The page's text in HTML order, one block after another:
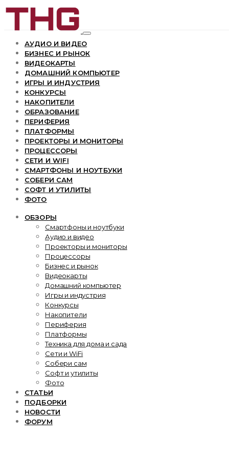
АУДИО И ВИДЕО
БИЗНЕС И РЫНОК
ВИДЕОКАРТЫ
ДОМАШНИЙ КОМПЬЮТЕР
ИГРЫ И ИНДУСТРИЯ
КОНКУРСЫ
НАКОПИТЕЛИ
ОБРАЗОВАНИЕ
ПЕРИФЕРИЯ
ПЛАТФОРМЫ
ПРОЕКТОРЫ И МОНИТОРЫ
ПРОЦЕССОРЫ
СЕТИ И WIFI
СМАРТФОНЫ И НОУТБУКИ
СОБЕРИ САМ
СОФТ И УТИЛИТЫ
ФОТО
ОБЗОРЫ
Смартфоны и ноутбуки
Аудио и видео
Проекторы и мониторы
Процессоры
Бизнес и рынок
Видеокарты
Домашний компьютер
Игры и индустрия
Конкурсы
Накопители
Периферия
Платформы
Техника для дома и сада
Сети и WiFi
Собери сам
Софт и утилиты
Фото
СТАТЬИ
ПОДБОРКИ
НОВОСТИ
ФОРУМ